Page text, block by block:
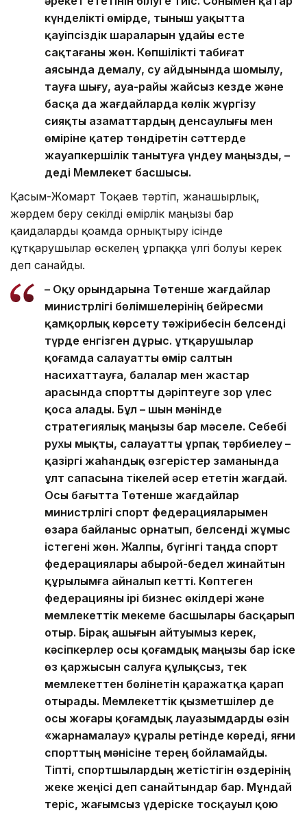
күнделікті өмірде, тыныш уақытта
қауіпсіздік шараларын ұдайы есте
сақтағаны жөн. Көпшілікті табиғат
аясында демалу, су айдынында шомылу,
тауға шығу, ауа-райы жайсыз кезде және
басқа да жағдайларда көлік жүргізу
сияқты азаматтардың денсаулығы мен
өміріне қатер төндіретін сәттерде
жауапкершілік танытуға үндеу маңызды, –
деді Мемлекет басшысы.
Қасым-Жомарт Тоқаев тәртіп, жанашырлық,
жәрдем беру секілді өмірлік маңызы бар
қағидаларды қоғамда орнықтыру ісінде
құтқарушылар өскелең ұрпаққа үлгі болуы керек
деп санайды.
– Оқу орындарына Төтенше жағдайлар
министрлігі бөлімшелерінің бейресми
қамқорлық көрсету тәжірибесін белсенді
түрде енгізген дұрыс. Құтқарушылар
қоғамда салауатты өмір салтын
насихаттауға, балалар мен жастар
арасында спортты дәріптеуге зор үлес
қоса алады. Бұл – шын мәнінде
стратегиялық маңызы бар мәселе. Себебі
рухы мықты, салауатты ұрпақ тәрбиелеу –
қазіргі жаһандық өзгерістер заманында
ұлт сапасына тікелей әсер ететін жағдай.
Осы бағытта Төтенше жағдайлар
министрлігі спорт федерацияларымен
өзара байланыс орнатып, белсенді жұмыс
істегені жөн. Жалпы, бүгінгі таңда спорт
федерациялары абырой-бедел жинайтын
құрылымға айналып кетті. Көптеген
федерацияны ірі бизнес өкілдері және
мемлекеттік мекеме басшылары басқарып
отыр. Бірақ ашығын айтуымыз керек,
кәсіпкерлер осы қоғамдық маңызы бар іске
өз қаржысын салуға құлықсыз, тек
мемлекеттен бөлінетін қаражатқа қарап
отырады. Мемлекеттік қызметшілер де
осы жоғары қоғамдық лауазымдарды өзін
«жарнамалау» құралы ретінде көреді, яғни
спорттың мәнісіне терең бойламайды.
Тіпті, спортшылардың жетістігін өздерінің
жеке жеңісі деп санайтындар бар. Мұндай
теріс, жағымсыз үдеріске тосқауыл қою